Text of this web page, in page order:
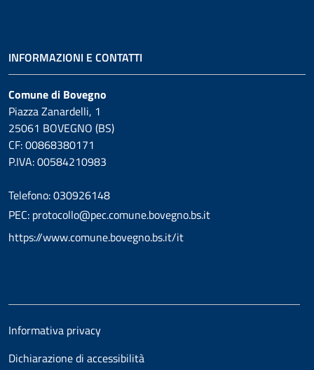
INFORMAZIONI E CONTATTI
Comune di Bovegno
Piazza Zanardelli, 1
25061 BOVEGNO (BS)
CF: 00868380171
P.IVA: 00584210983
Telefono: 030926148
PEC: protocollo@pec.comune.bovegno.bs.it
https://www.comune.bovegno.bs.it/it
Informativa privacy
Dichiarazione di accessibilità